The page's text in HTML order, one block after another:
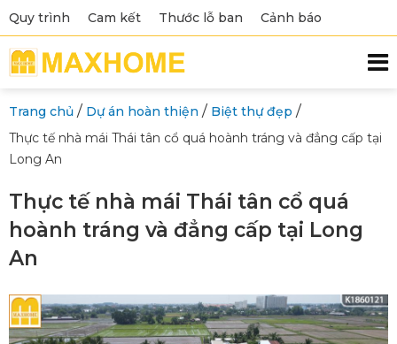
Quy trình Cam kết Thước lỗ ban Cảnh báo
Trang chủ / Dự án hoàn thiện / Biệt thự đẹp /
Thực tế nhà mái Thái tân cổ quá hoành tráng và đẳng cấp tại
Long An
Thực tế nhà mái Thái tân cổ quá
hoành tráng và đẳng cấp tại Long
An